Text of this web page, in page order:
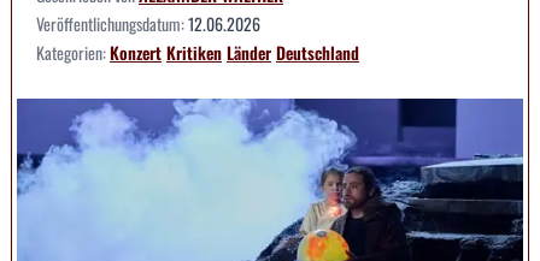
Veröffentlichungsdatum:12.06.2026
Kategorien:KonzertKritikenLänderDeutschland